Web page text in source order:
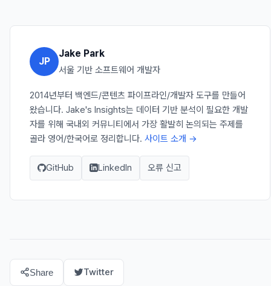
JP
Jake Park
서울 기반 소프트웨어 개발자
2014년부터 백엔드/콘텐츠 파이프라인/개발자 도구를 만들어
왔습니다. Jake's Insights는 데이터 기반 분석이 필요한 개발
자를 위해 국내외 커뮤니티에서 가장 활발히 논의되는 주제를
골라 영어/한국어로 정리합니다. 사이트 소개 →
GitHub LinkedIn 오류 신고
Share Twitter